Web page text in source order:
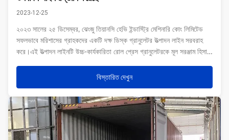
2023-12-25
২০২৩ সালের ২৫ ডিসেম্বর, ঝেংজু তিয়ানসি হেভি ইন্ডাস্ট্রি মেশিনারি কোং লিমিটেড
সফলভাবে মরিশাসের গ্রাহকদের একটি দক্ষ ডিস্ক গ্রানুলেটর উত্পাদন লাইন সরবরাহ
করে।এই উত্পাদন লাইনটি উচ্চ-কার্যকারিতা রোল প্রেস গ্রানুলেটরকে মূল সরঞ্জাম হিসাবে
বিস্তারিত দেখুন